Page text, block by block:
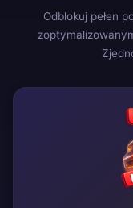
Odblokuj pełen